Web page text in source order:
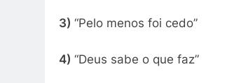
3) “Pelo menos foi cedo”
4) “Deus sabe o que faz”